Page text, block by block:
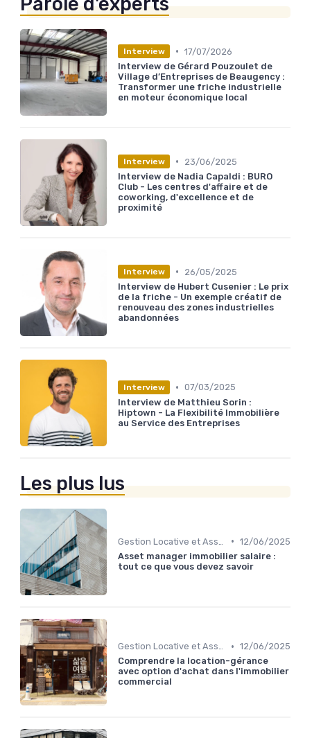
Interview • 17/07/2026
Interview de Gérard Pouzoulet de
Village d’Entreprises de Beaugency :
Transformer une friche industrielle
en moteur économique local
Interview •
23/06/2025
Interview de Nadia Capaldi : BURO
Club - Les centres d'affaire et de
coworking, d'excellence et de
proximité
Interview •
26/05/2025
Interview de Hubert Cusenier : Le prix
de la friche - Un exemple créatif de
renouveau des zones industrielles
abandonnées
Interview • 07/03/2025
Interview de Matthieu Sorin :
Hiptown - La Flexibilité Immobilière
au Service des Entreprises
Les plus lus
• 12/06/2025
Asset manager immobilier salaire :
tout ce que vous devez savoir
Gestion Locative et Asset Management • 12/06/2025
Comprendre la location-gérance
avec option d'achat dans l'immobilier
commercial